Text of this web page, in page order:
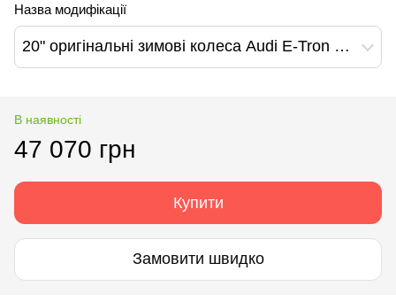
Назва модифікації
20" оригінальні зимові колеса Audi E-Tron Q7/SQ7 A5/S5 A6/S6 A8/S8 (4KE601025S)
В наявності
47 070 грн
Купити
Замовити швидко